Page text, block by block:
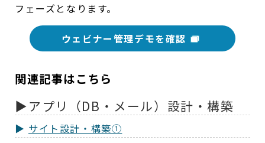
フェーズとなります。
ウェビナー管理デモを確認
関連記事はこちら
アプリ（DB・メール）設計・構築
サイト設計・構築①